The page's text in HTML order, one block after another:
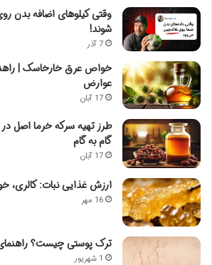
وقتی کیلوهای اضافه بدن
شوند!
7 آذر
خواص عرق خارخاسک |
عوارض
17 آبان
طرز تهیه سرکه خرما اصل
گام به گام
17 آبان
ارزش غذایی نبات:
16 مهر
ترک پوستی چیست؟
1 شهریور